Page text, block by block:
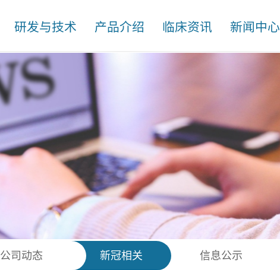
研发与技术 产品介绍 临床资讯 新闻中心
公司动态 新冠相关 信息公示